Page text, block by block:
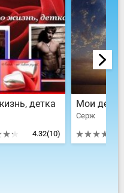
детка
4.32(10)
Серж